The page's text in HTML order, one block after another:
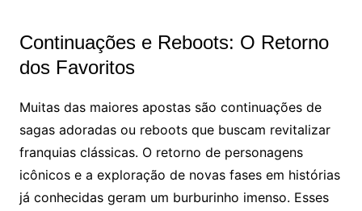
Continuações e Reboots: O Retorno
dos Favoritos
Muitas das maiores apostas são continuações de
sagas adoradas ou reboots que buscam revitalizar
franquias clássicas. O retorno de personagens
icônicos e a exploração de novas fases em histórias
já conhecidas geram um burburinho imenso. Esses